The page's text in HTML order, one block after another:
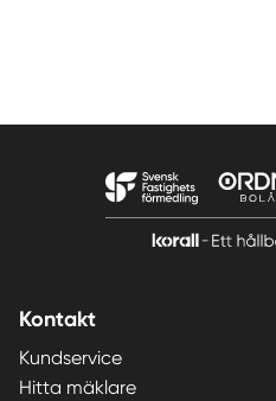
Kontakt
Kundservice
Hitta mäklare